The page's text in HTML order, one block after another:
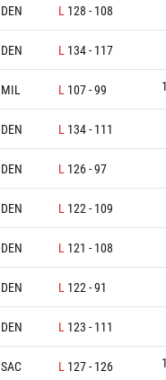
DEN L 128 - 108
DEN L 134- 117
MIL L 107-99
DEN L 134- 111
DEN L 126-97
DEN L 122 - 109
DEN L 121 - 108
DEN L 122 -91
DEN L 123 - 111
SAC L 127- 126